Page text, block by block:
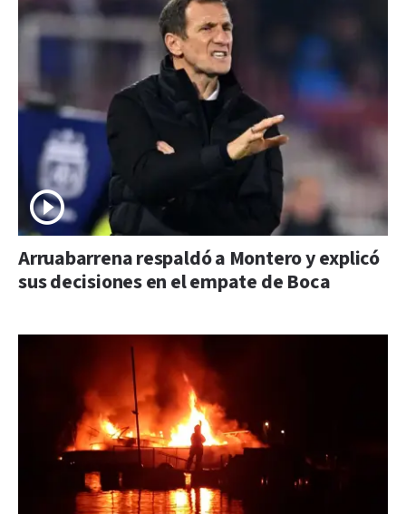
Arruabarrena respaldó a Montero y explicó
sus decisiones en el empate de Boca